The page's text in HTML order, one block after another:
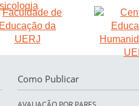
Como Publicar